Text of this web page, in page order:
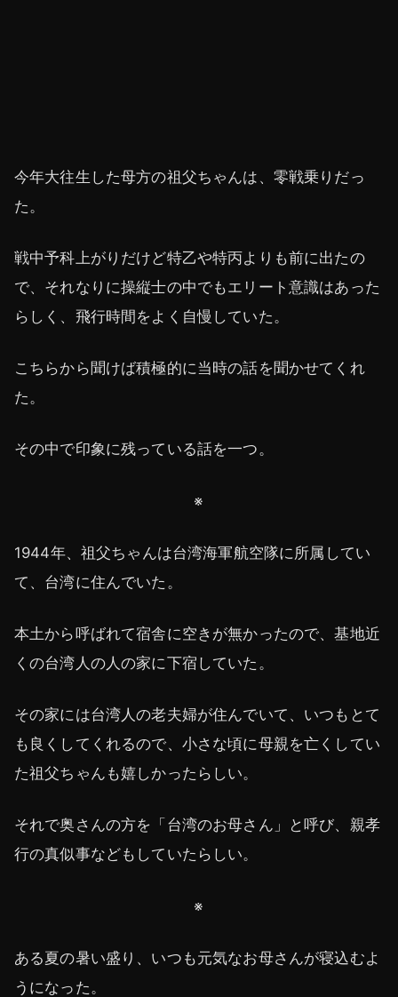
今年大往生した母方の祖父ちゃんは、零戦乗りだっ
た。
戦中予科上がりだけど特乙や特丙よりも前に出たの
で、それなりに操縦士の中でもエリート意識はあった
らしく、飛行時間をよく自慢していた。
こちらから聞けば積極的に当時の話を聞かせてくれ
た。
その中で印象に残っている話を一つ。
※
1944年、祖父ちゃんは台湾海軍航空隊に所属してい
て、台湾に住んでいた。
本土から呼ばれて宿舎に空きが無かったので、基地近
くの台湾人の人の家に下宿していた。
その家には台湾人の老夫婦が住んでいて、いつもとて
も良くしてくれるので、小さな頃に母親を亡くしてい
た祖父ちゃんも嬉しかったらしい。
それで奥さんの方を「台湾のお母さん」と呼び、親孝
行の真似事などもしていたらしい。
※
ある夏の暑い盛り、いつも元気なお母さんが寝込むよ
うになった。